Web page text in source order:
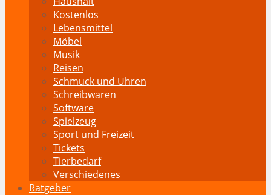
Kostenlos
Lebensmittel
Möbel
Musik
Reisen
Schmuck und Uhren
Schreibwaren
Software
Spielzeug
Sport und Freizeit
Tickets
Tierbedarf
Verschiedenes
Ratgeber